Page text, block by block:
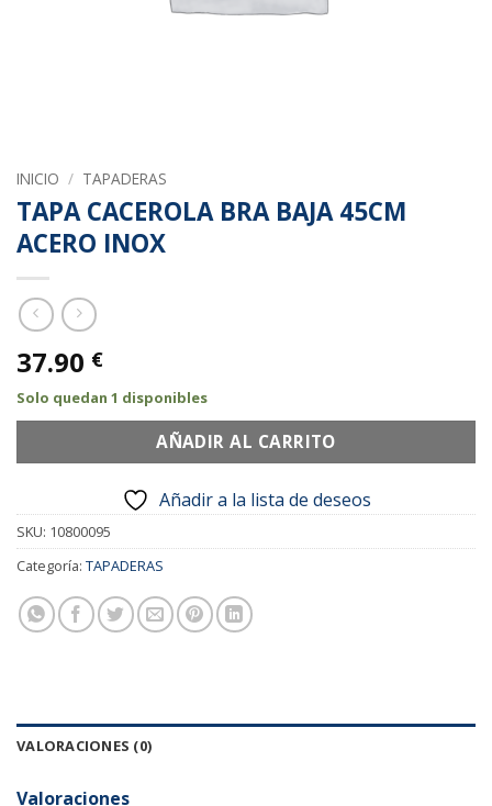
INICIO / TAPADERAS
TAPA CACEROLA BRA BAJA 45CM
ACERO INOX
37.90 €
Solo quedan 1 disponibles
AÑADIR AL CARRITO
Añadir a la lista de deseos
SKU: 10800095
Categoría: TAPADERAS
VALORACIONES (0)
Valoraciones